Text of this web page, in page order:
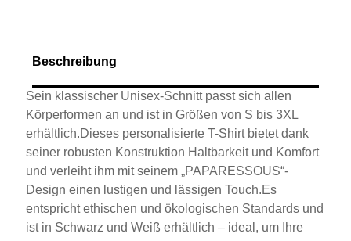
Beschreibung
Sein klassischer Unisex-Schnitt passt sich allen
Körperformen an und ist in Größen von S bis 3XL
erhältlich.Dieses personalisierte T-Shirt bietet dank
seiner robusten Konstruktion Haltbarkeit und Komfort
und verleiht ihm mit seinem „PAPARESSOUS“-
Design einen lustigen und lässigen Touch.Es
entspricht ethischen und ökologischen Standards und
ist in Schwarz und Weiß erhältlich – ideal, um Ihre